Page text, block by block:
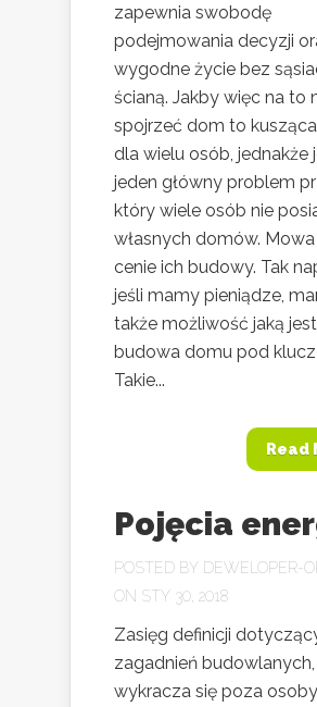
zapewnia swobodę
podejmowania decyzji
wygodne życie bez
ścianą. Jakby więc na to
spojrzeć dom to
dla wielu osób, jednakże
jeden główny problem
który wiele osób nie
własnych domów.
cenie ich budowy. Tak
jeśli mamy pieniądze,
także możliwość jaką jest
budowa domu pod klucz
Takie...
Read
Pojęcia
POSTED BY DEWELOPER-
ON STY 30, 2018
Zasięg definicji
zagadnień budowlanych,
wykracza się poza osoby